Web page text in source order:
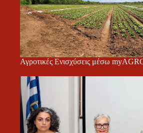
Αγροτικές Ενισχύσεις μέσω